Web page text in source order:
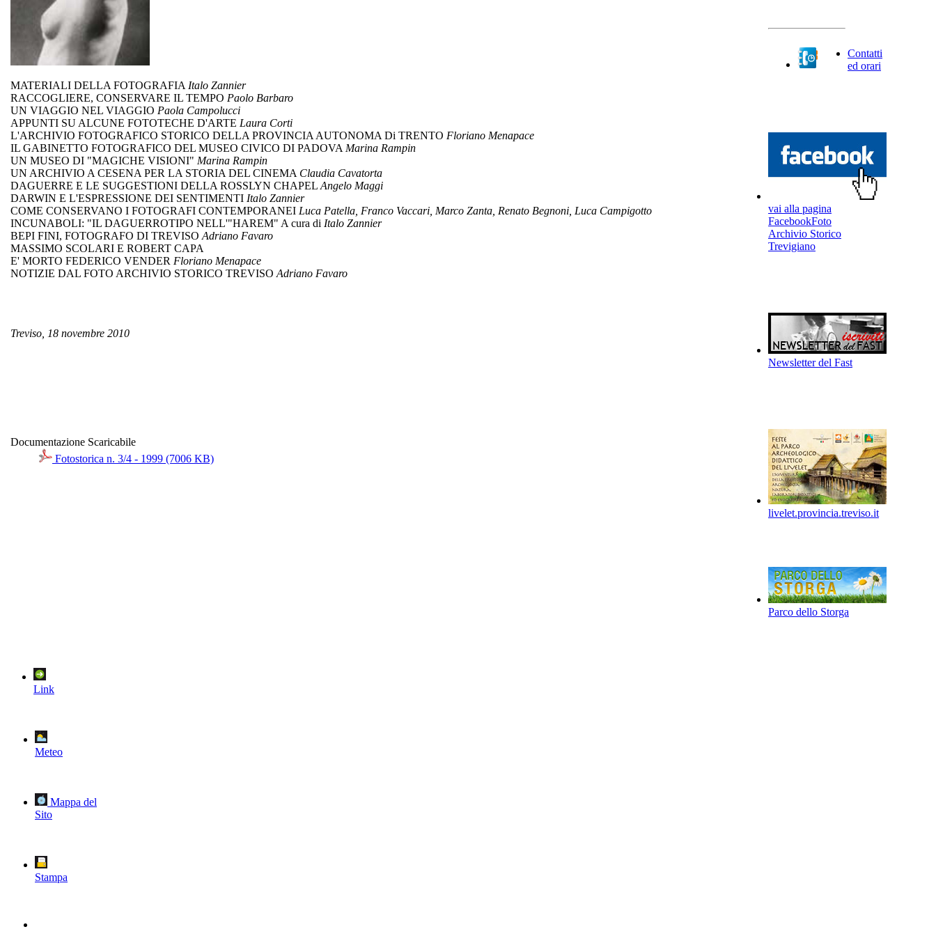
MATERIALI DELLA FOTOGRAFIA Italo Zannier
RACCOGLIERE, CONSERVARE IL TEMPO Paolo Barbaro
UN VIAGGIO NEL VIAGGIO Paola Campolucci
APPUNTI SU ALCUNE FOTOTECHE D'ARTE Laura Corti
L'ARCHIVIO FOTOGRAFICO STORICO DELLA PROVINCIA AUTONOMA Di TRENTO Floriano Menapace
IL GABINETTO FOTOGRAFICO DEL MUSEO CIVICO DI PADOVA Marina Rampin
UN MUSEO DI "MAGICHE VISIONI" Marina Rampin
UN ARCHIVIO A CESENA PER LA STORIA DEL CINEMA Claudia Cavatorta
DAGUERRE E LE SUGGESTIONI DELLA ROSSLYN CHAPEL Angelo Maggi
DARWIN E L'ESPRESSIONE DEI SENTIMENTI Italo Zannier
COME CONSERVANO I FOTOGRAFI CONTEMPORANEI Luca Patella, Franco Vaccari, Marco Zanta, Renato Begnoni, Luca Campigotto
INCUNABOLI: "IL DAGUERROTIPO NELL'"HAREM" A cura di Italo Zannier
BEPI FINI, FOTOGRAFO DI TREVISO Adriano Favaro
MASSIMO SCOLARI E ROBERT CAPA
E' MORTO FEDERICO VENDER Floriano Menapace
NOTIZIE DAL FOTO ARCHIVIO STORICO TREVISO Adriano Favaro
Treviso, 18 novembre 2010
Documentazione Scaricabile
Fotostorica n. 3/4 - 1999 (7006 KB)
Contatti
ed orari
vai alla pagina
FacebookFoto
Archivio Storico
Trevigiano
Newsletter del Fast
livelet.provincia.treviso.it
Parco dello Storga
Link
Meteo
Mappa del
Sito
Stampa